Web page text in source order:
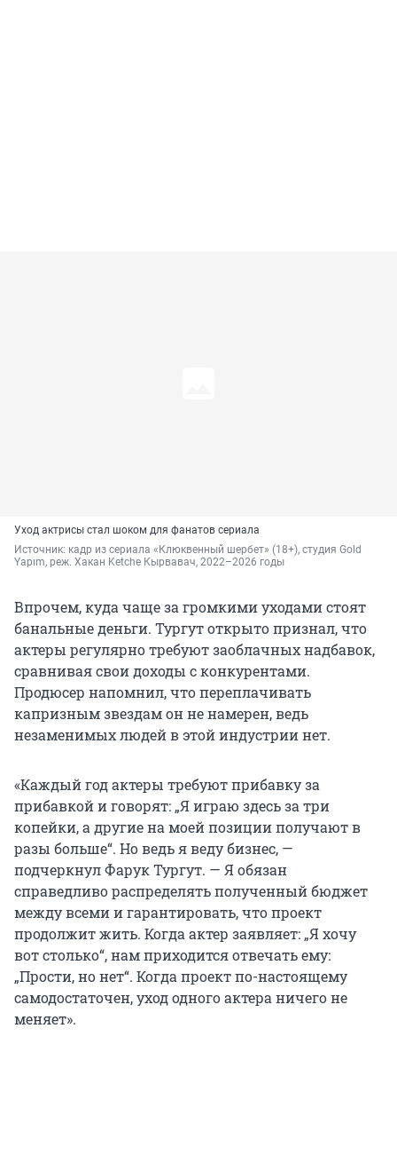
Уход актрисы стал шоком для фанатов сериала
Источник: кадр из сериала «Клюквенный шербет» (18+), студия Gold
Yapım, реж. Хакан Ketche Кырвавач, 2022–2026 годы
Впрочем, куда чаще за громкими уходами стоят
банальные деньги. Тургут открыто признал, что
актеры регулярно требуют заоблачных надбавок,
сравнивая свои доходы с конкурентами.
Продюсер напомнил, что переплачивать
капризным звездам он не намерен, ведь
незаменимых людей в этой индустрии нет.
«Каждый год актеры требуют прибавку за
прибавкой и говорят: „Я играю здесь за три
копейки, а другие на моей позиции получают в
разы больше“. Но ведь я веду бизнес, —
подчеркнул Фарук Тургут. — Я обязан
справедливо распределять полученный бюджет
между всеми и гарантировать, что проект
продолжит жить. Когда актер заявляет: „Я хочу
вот столько“, нам приходится отвечать ему:
„Прости, но нет“. Когда проект по-настоящему
самодостаточен, уход одного актера ничего не
меняет».